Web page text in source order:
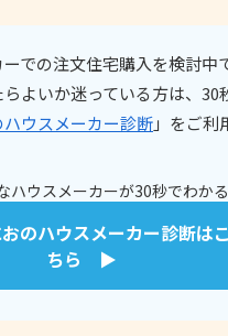
での注文住宅購入を検討中
よいか迷っている方は、30
ハウスメーカー診断」をご利
ハウスメーカーが30秒でわか
のハウスメーカー診断はこ
ちら ▶